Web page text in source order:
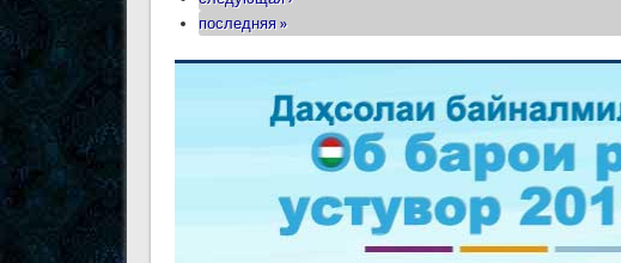
последняя »